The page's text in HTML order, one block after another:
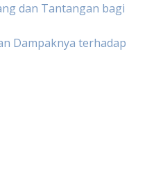
dan Tantangan bagi
Dampaknya terhadap